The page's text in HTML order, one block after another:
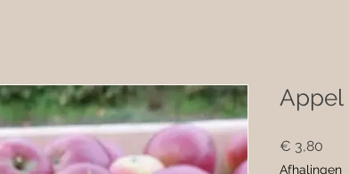
Appel
€ 3,80
Afhalingen